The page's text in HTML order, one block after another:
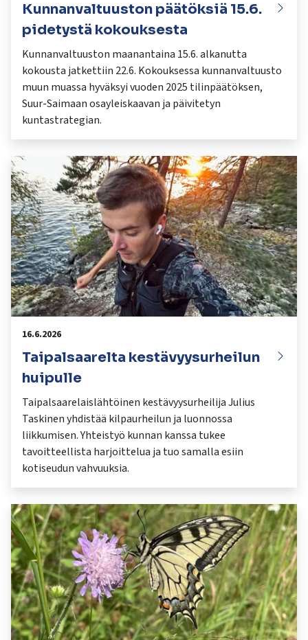
Kunnanvaltuuston päätöksiä 15.6.
pidetystä kokouksesta
Kunnanvaltuuston maanantaina 15.6. alkanutta
kokousta jatkettiin 22.6. Kokouksessa kunnanvaltuusto
muun muassa hyväksyi vuoden 2025 tilinpäätöksen,
Suur-Saimaan osayleiskaavan ja päivitetyn
kuntastrategian.
16.6.2026
Taipalsaarelta kestävyysurheilun
huipulle
Taipalsaarelaislähtöinen kestävyysurheilija Julius
Taskinen yhdistää kilpaurheilun ja luonnossa
liikkumisen. Yhteistyö kunnan kanssa tukee
tavoitteellista harjoittelua ja tuo samalla esiin
kotiseudun vahvuuksia.